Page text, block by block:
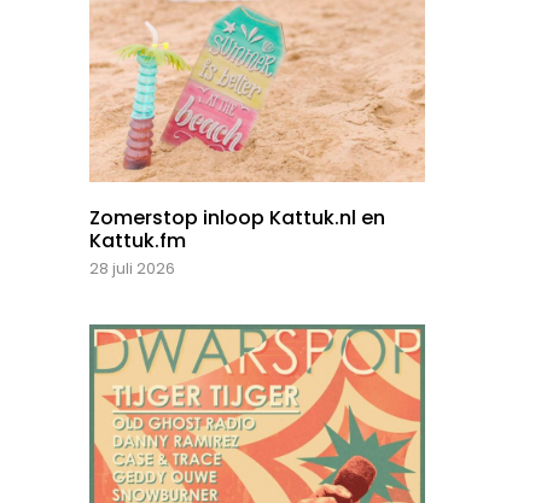
Zomerstop inloop Kattuk.nl en
Kattuk.fm
28 juli 2026